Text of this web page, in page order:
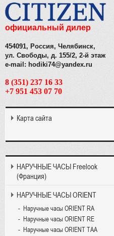
официальный дилер
454091, Россия, Челябинск,
ул. Свободы, д. 155/2, 2-й этаж
e-mail: hodiki74@yandex.ru
8 (351) 237 16 33
+7 951 453 07 70
Карта сайта
НАРУЧНЫЕ ЧАСЫ Freelook
(Франция)
НАРУЧНЫЕ ЧАСЫ ORIENT
Наручные часы ORIENT RA
Наручные часы ORIENT RE
Наручные часы ORIENT TAA